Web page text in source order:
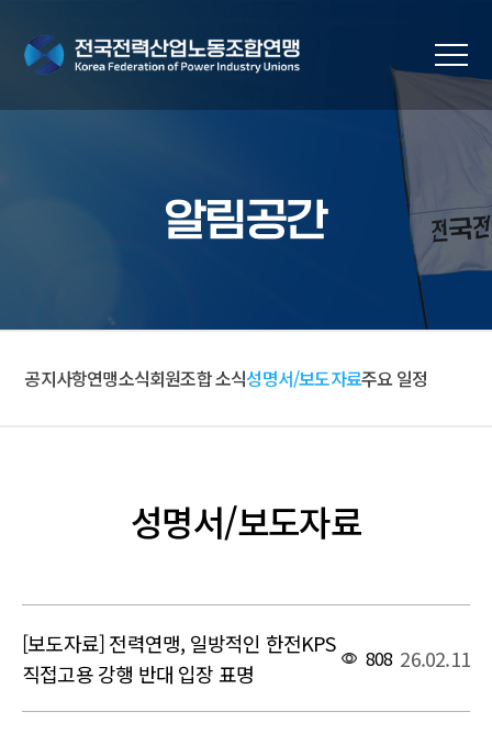
알림공간
공지사항연맹소식회원조합 소식성명서/보도자료주요 일정
성명서/보도자료
[보도자료] 전력연맹, 일방적인 한전KPS
직접고용 강행 반대 입장 표명
808 26.02.11